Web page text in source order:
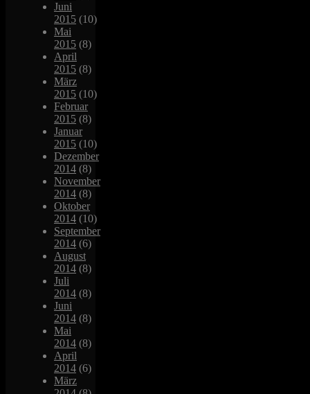
Juni
2015 (10)
Mai
2015 (8)
April
2015 (8)
März
2015 (10)
Februar
2015 (8)
Januar
2015 (10)
Dezember
2014 (8)
November
2014 (8)
Oktober
2014 (10)
September
2014 (6)
August
2014 (8)
Juli
2014 (8)
Juni
2014 (8)
Mai
2014 (8)
April
2014 (6)
März